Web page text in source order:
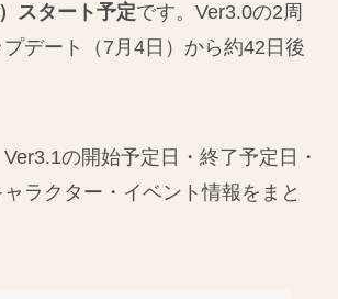
スタート予定です。Ver3.0の2周
デート（7月4日）から約42日後
の開始予定日・終了予定日・
ラクター・イベント情報をまと